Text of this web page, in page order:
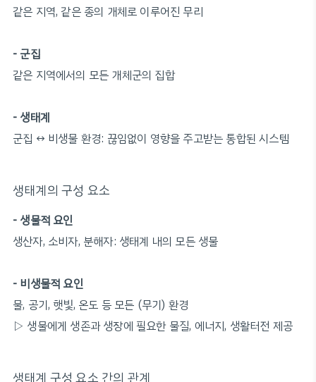
같은 지역, 같은 종의 개체로 이루어진 무리
- 군집
같은 지역에서의 모든 개체군의 집합
- 생태계
군집 ↔ 비생물 환경: 끊임없이 영향을 주고받는 통합된 시스템
생태계의 구성 요소
- 생물적 요인
생산자, 소비자, 분해자: 생태계 내의 모든 생물
- 비생물적 요인
물, 공기, 햇빛, 온도 등 모든 (무기) 환경
▷ 생물에게 생존과 생장에 필요한 물질, 에너지, 생활터전 제공
생태계 구성 요소 간의 관계